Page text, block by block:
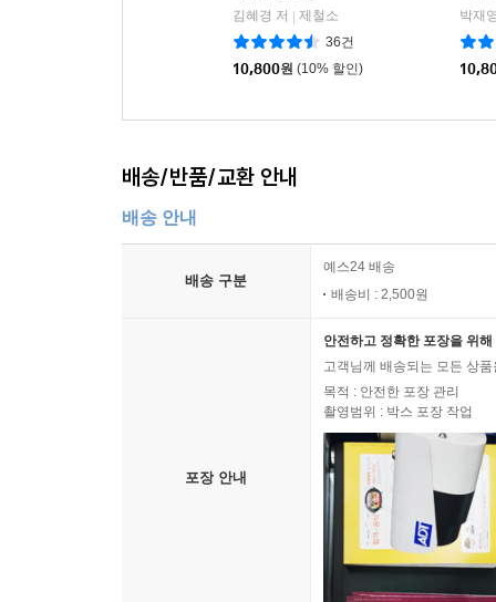
김혜경 저 | 제철소
36건
10,800원 (10% 할인)
박재
배송/반품/교환 안내
배송 안내
배송 구분
예스24 배송
배송비 : 2,500원
포장 안내
안전하고 정확한 포장을 위
고객님께 배송되는 모든 상
목적 : 안전한 포장 관리
촬영범위 : 박스 포장 작업